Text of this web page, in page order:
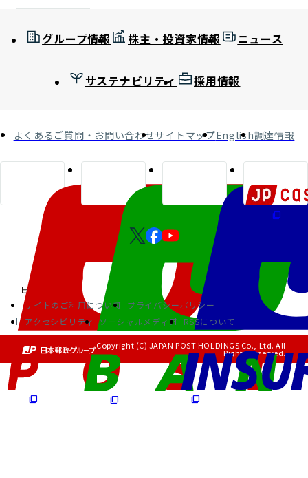
グループ情報 株主・投資家情報 ニュース
サステナビリティ 採用情報
よくあるご質問・お問い合わせサイトマップEnglish調達情報
サイトのご利用について
プライバシーポリシー
アクセシビリティ
ソーシャルメディア RSSについて
Copyright (C) JAPAN POST HOLDINGS Co., Ltd. All
Rights Reserved.